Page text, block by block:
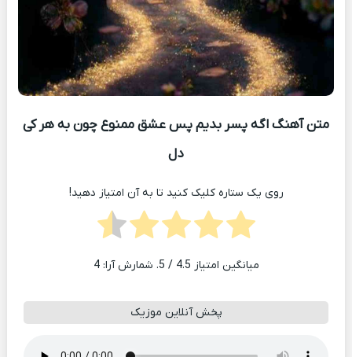
متن آهنگ اگه پسر بدیم پس عشق ممنوع چون به هر کی
دل
روی یک ستاره کلیک کنید تا به آن امتیاز دهید!
میانگین امتیاز 4.5 / 5. شمارش آرا: 4
پخش آنلاین موزیک